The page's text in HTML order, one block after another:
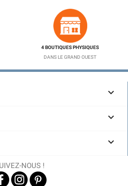
4 BOUTIQUES PHYSIQUES
DANS LE GRAND OUEST



NOUS !